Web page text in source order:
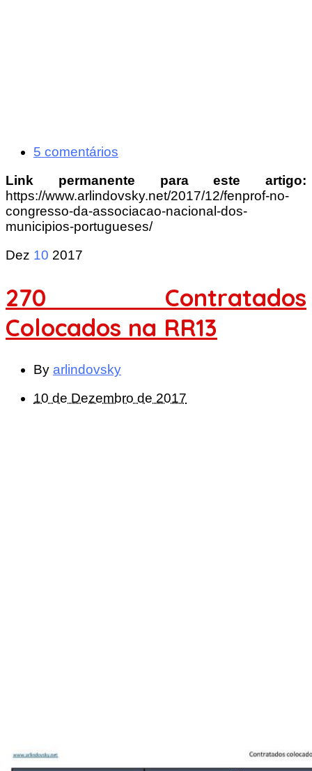
5 comentários
Link permanente para este artigo:
https://www.arlindovsky.net/2017/12/fenprof-no-
congresso-da-associacao-nacional-dos-
municipios-portugueses/
Dez 10 2017
270 Contratados
Colocados na RR13
By arlindovsky
10 de Dezembro de 2017